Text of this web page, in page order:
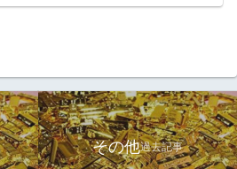
その他過去記事